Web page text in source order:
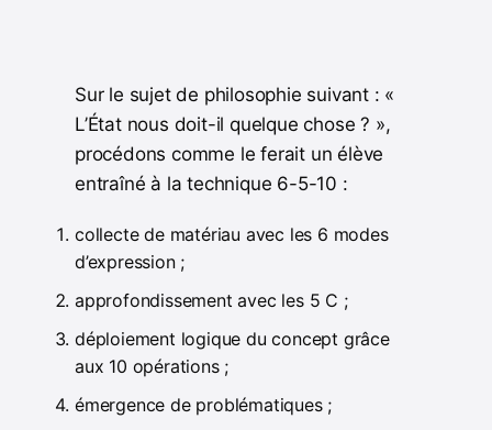
Sur le sujet de philosophie suivant : «
L’État nous doit-il quelque chose ? »,
procédons comme le ferait un élève
entraîné à la technique 6-5-10 :
collecte de matériau avec les 6 modes
d’expression ;
approfondissement avec les 5 C ;
déploiement logique du concept grâce
aux 10 opérations ;
émergence de problématiques ;